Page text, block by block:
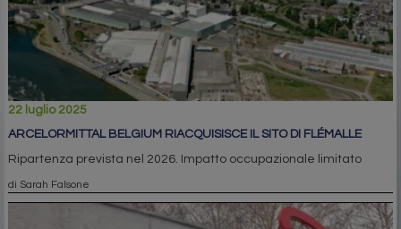
22 luglio 2025
ARCELORMITTAL BELGIUM RIACQUISISCE IL SITO DI FLÉMALLE
Ripartenza prevista nel 2026. Impatto occupazionale limitato
di Sarah Falsone